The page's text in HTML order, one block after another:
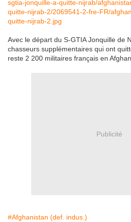
Avec le départ du S-GTIA Jonquille de
chasseurs supplémentaires qui ont
reste 2 200 militaires français en
Publicité
#Afghanistan (def. indus.)